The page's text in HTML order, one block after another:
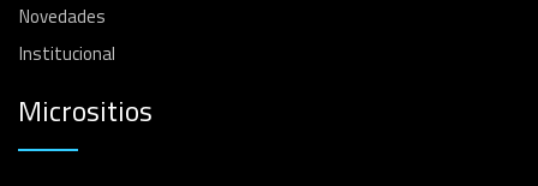
Novedades
Institucional
Micrositios